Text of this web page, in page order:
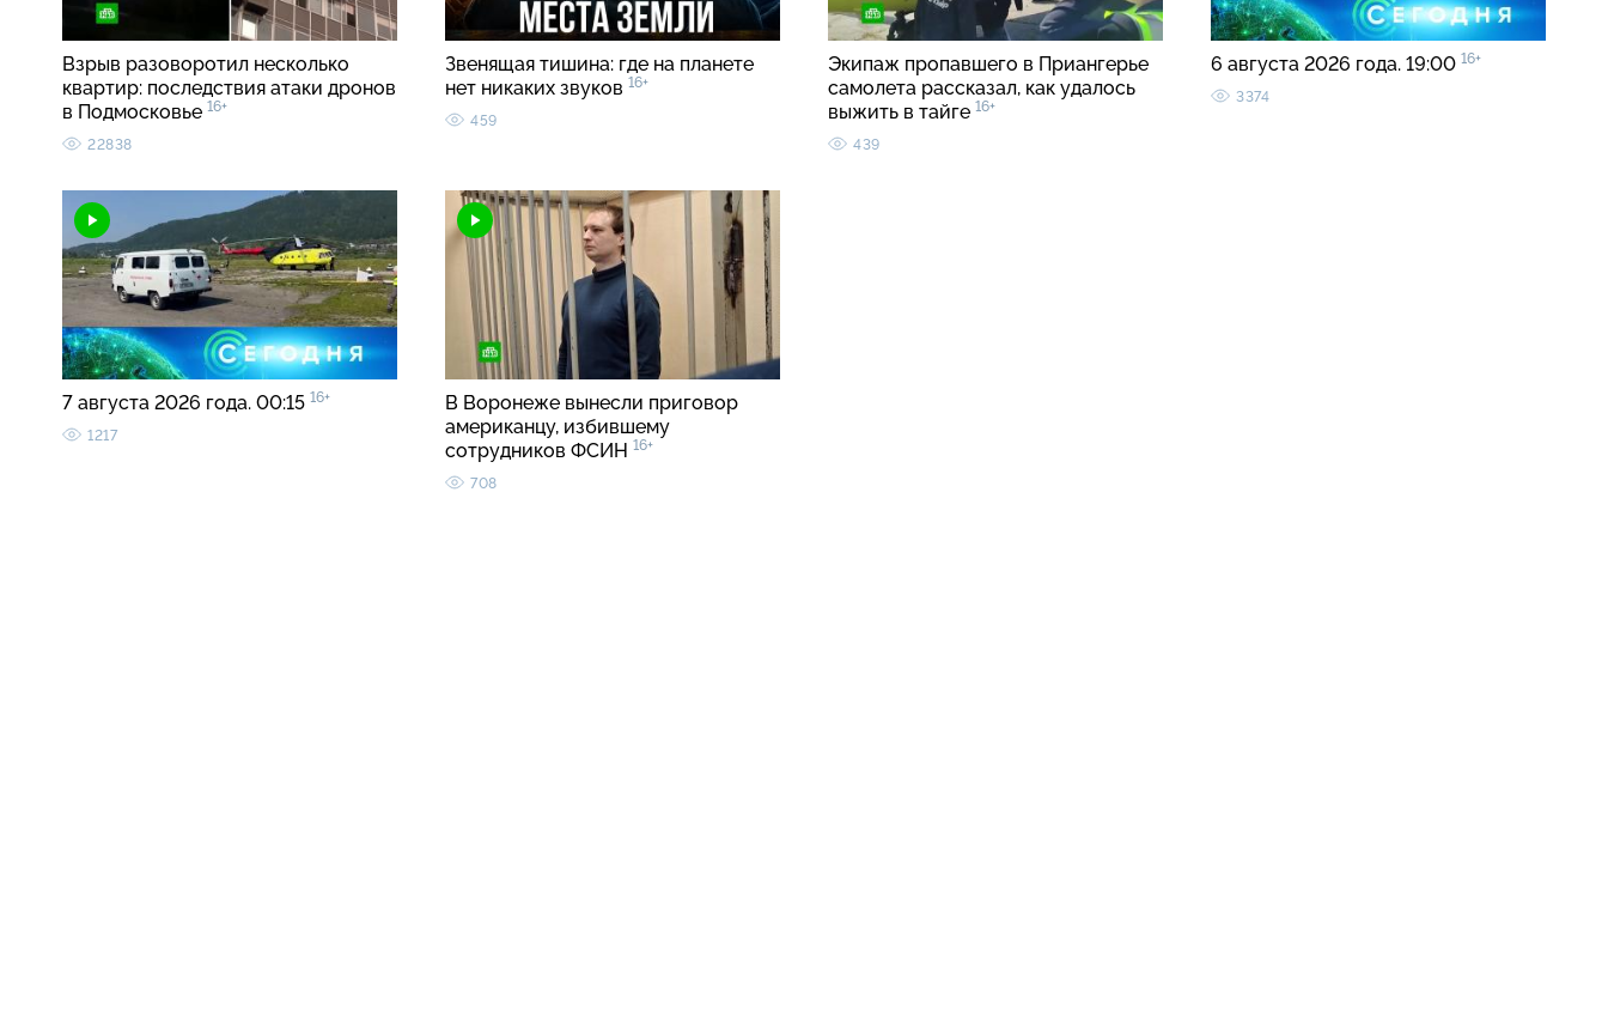
Взрыв разоворотил несколько
квартир: последствия атаки дронов
в Подмосковье 16+
22838
Звенящая тишина: где на планете
нет никаких звуков 16+
459
Экипаж пропавшего в Приангерье
самолета рассказал, как удалось
выжить в тайге 16+
439
6 августа 2026 года. 19:00 16+
3374
7 августа 2026 года. 00:15 16+
1217
В Воронеже вынесли приговор
американцу, избившему
сотрудников ФСИН 16+
708